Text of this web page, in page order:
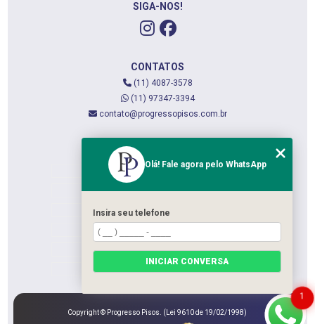
SIGA-NOS!
CONTATOS
(11) 4087-3578
(11) 97347-3394
contato@progressopisos.com.br
QUEM SOMOS
SERVIÇOS
CATEGORIAS
Copyright © Progresso Pisos. (Lei 9610 de 19/02/1998)
1
Olá! Fale agora pelo WhatsApp
Insira seu telefone
INICIAR CONVERSA